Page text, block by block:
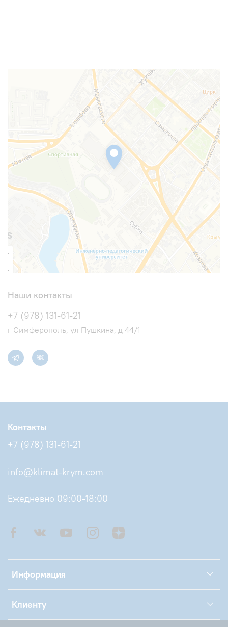
Наши контакты
+7 (978) 131-61-21
г Симферополь, ул Пушкина, д 44/1
Информация
Клиенту
Контакты
+7 (978) 131-61-21
info@klimat-krym.com
Ежедневно 09:00-18:00